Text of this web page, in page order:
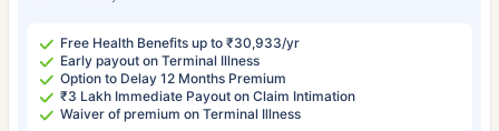
Free Health Benefits up to ₹30,933/yr
Early payout on Terminal Illness
Option to Delay 12 Months Premium
₹3 Lakh Immediate Payout on Claim Intimation
Waiver of premium on Terminal Illness